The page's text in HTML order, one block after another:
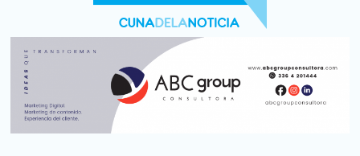
Fuerte caída de la venta de autos usados en julio: bajó un 12,6%